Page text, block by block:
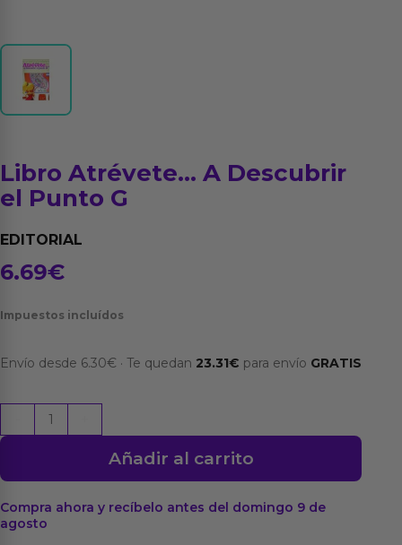
Libro Atrévete… A Descubrir
el Punto G
EDITORIAL
6.69€
Impuestos incluídos
Envío desde 6.30€ · Te quedan 23.31€ para envío GRATIS
Atrévete...
Descubrir
el
Punto
Añadir al carrito
Compra ahora y recíbelo antes del domingo 9 de
agosto